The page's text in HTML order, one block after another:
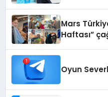
Mars
Haftası”
Oyun